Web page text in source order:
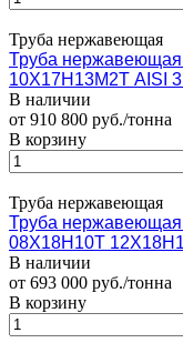
Труба нержавеющая
Труба нержавеющая
10Х17Н13М2Т AISI
В наличии
от 910 800 руб./тонна
В корзину
Труба нержавеющая
Труба нержавеющая
08Х18Н10Т
В наличии
от 693 000 руб./тонна
В корзину